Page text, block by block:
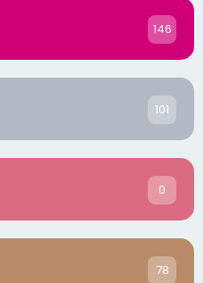
146
101
0
78